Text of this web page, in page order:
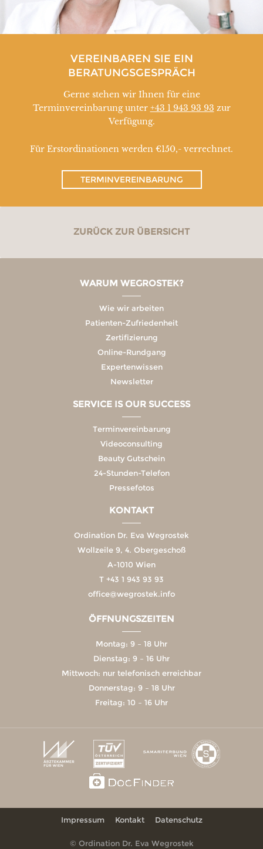
VEREINBAREN SIE EIN
BERATUNGSGESPRÄCH
Gerne stehen wir Ihnen für eine
Terminvereinbarung unter +43 1 943 93 93 zur
Verfügung.
Für Erstordinationen werden €150,- verrechnet.
TERMINVEREINBARUNG
ZURÜCK ZUR ÜBERSICHT
WARUM WEGROSTEK?
Wie wir arbeiten
Patienten-Zufriedenheit
Zertifizierung
Online-Rundgang
Expertenwissen
Newsletter
SERVICE IS OUR SUCCESS
Terminvereinbarung
Videoconsulting
Beauty Gutschein
24-Stunden-Telefon
Pressefotos
KONTAKT
Ordination Dr. Eva Wegrostek
Wollzeile 9, 4. Obergeschoß
A-1010 Wien
T +43 1 943 93 93
office@wegrostek.info
ÖFFNUNGSZEITEN
Montag: 9 – 18 Uhr
Dienstag: 9 – 16 Uhr
Mittwoch: nur telefonisch erreichbar
Donnerstag: 9 – 18 Uhr
Freitag: 10 – 16 Uhr
Impressum Kontakt Datenschutz
© Ordination Dr. Eva Wegrostek